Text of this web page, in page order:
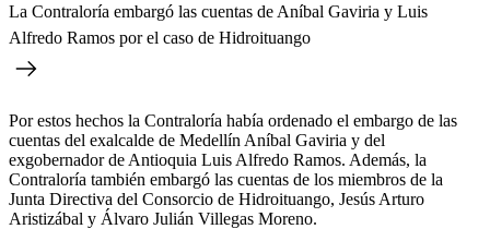
La Contraloría embargó las cuentas de Aníbal Gaviria y Luis
Alfredo Ramos por el caso de Hidroituango
Por estos hechos la Contraloría había ordenado el embargo de las
cuentas del exalcalde de Medellín Aníbal Gaviria y del
exgobernador de Antioquia Luis Alfredo Ramos. Además, la
Contraloría también embargó las cuentas de los miembros de la
Junta Directiva del Consorcio de Hidroituango, Jesús Arturo
Aristizábal y Álvaro Julián Villegas Moreno.